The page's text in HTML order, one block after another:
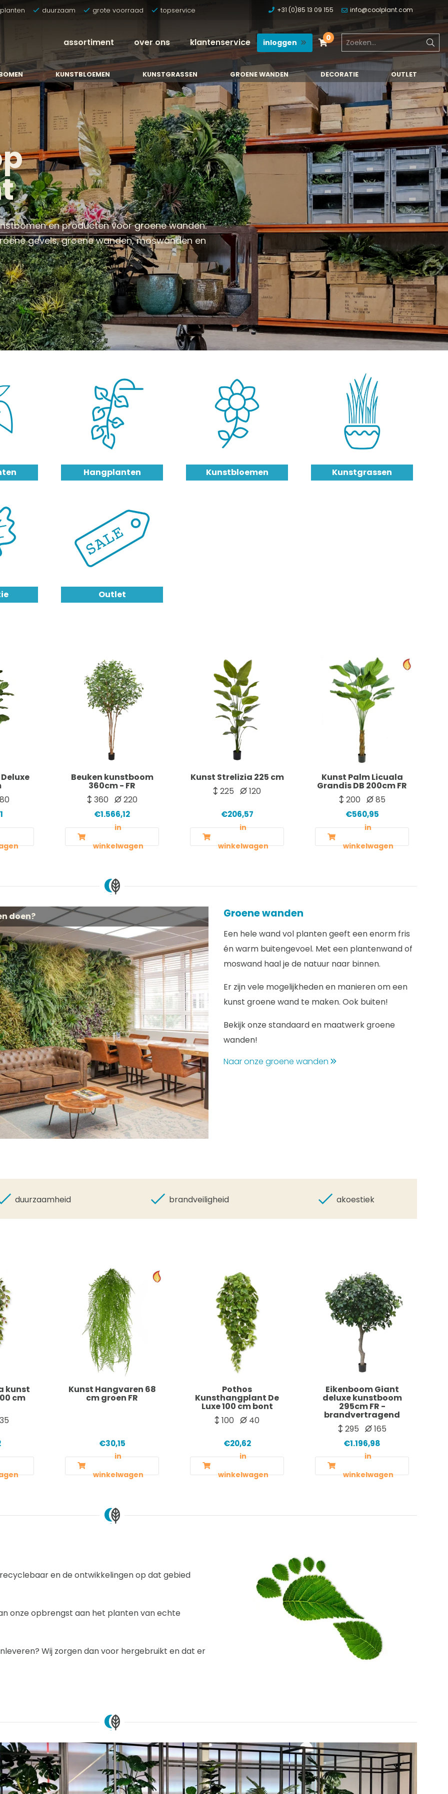
duurzaam grote voorraad topservice +31 (0)85 13 09 155 info@coolplant.com
assortiment over ons klantenservice inloggen 0
KUNSTBLOEMEN KUNSTGRASSEN GROENE WANDEN DECORATIE OUTLET
en producten voor groene wanden.
gevels, groene wanden, moswanden en
KUNSTBLOEMEN KUNSTGRASSEN OUTLET
Hangplanten Kunstbloemen Kunstgrassen
Outlet
Beuken kunstboom
360cm - FR
360
220
€1.566,12
in
winkelwagen
Kunst Strelizia 225 cm
225
120
€206,57
in
winkelwagen
Kunst Palm Licuala
Grandis DB 200cm FR
200
85
€560,95
in
winkelwagen
doen? Groene wanden
Een hele wand vol planten geeft een enorm fris
én warm buitengevoel. Met een plantenwand of
moswand haal je de natuur naar binnen.
Er zijn vele mogelijkheden en manieren om een
kunst groene wand te maken. Ook buiten!
Bekijk onze standaard en maatwerk groene
wanden!
Naar onze groene wanden
duurzaamheid brandveiligheid akoestiek
kunst
cm
Kunst Hangvaren 68
cm groen FR
€30,15
in
winkelwagen
Pothos
Kunsthangplant De
Luxe 100 cm bont
100
40
€20,62
in
winkelwagen
Eikenboom Giant
deluxe kunstboom
295cm FR -
brandvertragend
295
165
€1.196,98
in
winkelwagen
en de ontwikkelingen op dat gebied
onze opbrengst aan het planten van echte
Wij zorgen dan voor hergebruikt en dat er